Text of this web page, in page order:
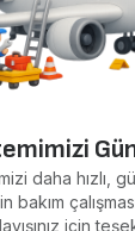
daha hızlı,
bakım
için